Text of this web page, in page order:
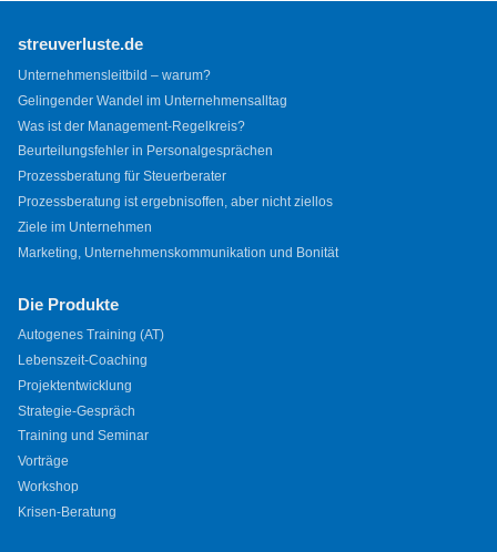
streuverluste.de
Unternehmensleitbild – warum?
Gelingender Wandel im Unternehmensalltag
Was ist der Management-Regelkreis?
Beurteilungsfehler in Personalgesprächen
Prozessberatung für Steuerberater
Prozessberatung ist ergebnisoffen, aber nicht ziellos
Ziele im Unternehmen
Marketing, Unternehmenskommunikation und Bonität
Die Produkte
Autogenes Training (AT)
Lebenszeit-Coaching
Projektentwicklung
Strategie-Gespräch
Training und Seminar
Vorträge
Workshop
Krisen-Beratung